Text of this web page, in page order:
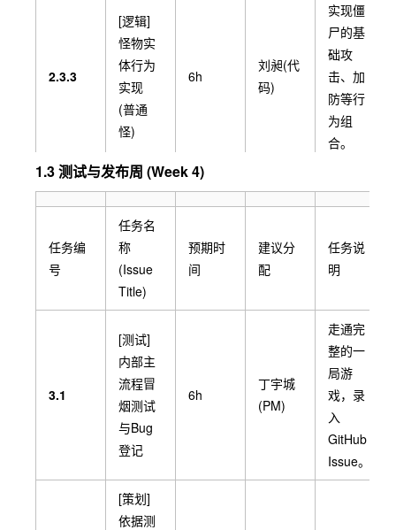
2.3.3
[逻辑]
怪物实
体行为
实现
(普通
怪)
6h
刘昶(代
码)
实现僵
尸的基
础攻
击、加
防等行
为组
合。
2.3.4
[逻辑]
怪物实
体行为
实现
(Night
Boss)
8h
罗春宇
(Tech)
夜首领
阶段攻
击逻辑
召唤机
制。
[前端]
战斗结
算UI
(胜利/
奖励三
选一)
战斗结
束后的
掉落判
定、UI
弹窗及
选卡入
1.3 测试与发布周 (Week 4)
任务编
号
任务名
称
(Issue
Title)
预期时
间
建议分
配
任务说
明
3.1
[测试]
内部主
流程冒
烟测试
与Bug
登记
6h
丁宇城
(PM)
走通完
整的一
局游
戏，录
入
GitHub
Issue。
[策划]
依据测